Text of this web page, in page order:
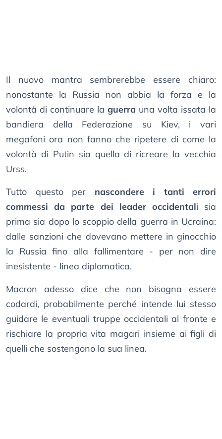
Il nuovo mantra sembrerebbe essere chiaro:
nonostante la Russia non abbia la forza e la
volontà di continuare la guerra una volta issata la
bandiera della Federazione su Kiev, i vari
megafoni ora non fanno che ripetere di come la
volontà di Putin sia quella di ricreare la vecchia
Urss.
Tutto questo per nascondere i tanti errori
commessi da parte dei leader occidentali sia
prima sia dopo lo scoppio della guerra in Ucraina:
dalle sanzioni che dovevano mettere in ginocchio
la Russia fino alla fallimentare - per non dire
inesistente - linea diplomatica.
Macron adesso dice che non bisogna essere
codardi, probabilmente perché intende lui stesso
guidare le eventuali truppe occidentali al fronte e
rischiare la propria vita magari insieme ai figli di
quelli che sostengono la sua linea.